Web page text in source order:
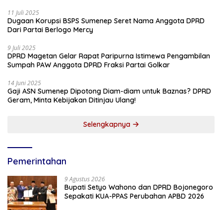
11 Juli 2025
Dugaan Korupsi BSPS Sumenep Seret Nama Anggota DPRD
Dari Partai Berlogo Mercy
9 Juli 2025
DPRD Magetan Gelar Rapat Paripurna Istimewa Pengambilan
Sumpah PAW Anggota DPRD Fraksi Partai Golkar
14 Juni 2025
Gaji ASN Sumenep Dipotong Diam-diam untuk Baznas? DPRD
Geram, Minta Kebijakan Ditinjau Ulang!
Selengkapnya
Pemerintahan
9 Agustus 2026
Bupati Setyo Wahono dan DPRD Bojonegoro
Sepakati KUA-PPAS Perubahan APBD 2026